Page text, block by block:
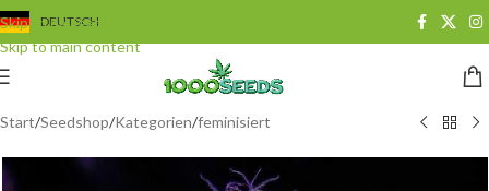
Skip to navigation
Skip to main content
DEUTSCH
Start/Seedshop/Kategorien/feminisiert